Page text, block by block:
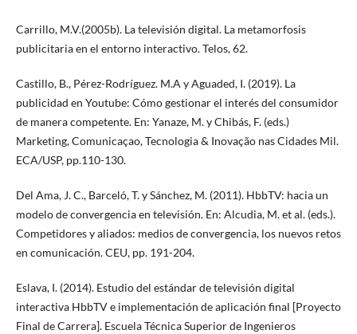
Carrillo, M.V.(2005b). La televisión digital. La metamorfosis
publicitaria en el entorno interactivo. Telos, 62.
Castillo, B., Pérez-Rodríguez. M.A y Aguaded, I. (2019). La
publicidad en Youtube: Cómo gestionar el interés del consumidor
de manera competente. En: Yanaze, M. y Chibás, F. (eds.)
Marketing, Comunicaçao, Tecnologia & Inovação nas Cidades Mil.
ECA/USP, pp.110-130.
Del Ama, J. C., Barceló, T. y Sánchez, M. (2011). HbbTV: hacia un
modelo de convergencia en televisión. En: Alcudia, M. et al. (eds.).
Competidores y aliados: medios de convergencia, los nuevos retos
en comunicación. CEU, pp. 191-204.
Eslava, I. (2014). Estudio del estándar de televisión digital
interactiva HbbTV e implementación de aplicación final [Proyecto
Final de Carrera]. Escuela Técnica Superior de Ingenieros